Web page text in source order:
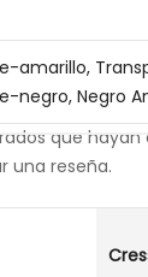
amarillo,
negro, Negro
que
una reseña.